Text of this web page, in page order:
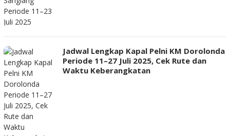
Jadwal Lengkap Kapal Pelni KM Dorolonda
Periode 11–27 Juli 2025, Cek Rute dan
Waktu Keberangkatan